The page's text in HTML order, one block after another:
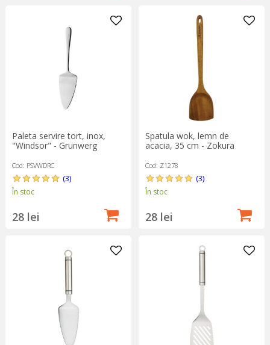
Paleta servire tort, inox,
"Windsor" - Grunwerg
Cod: PSVWDRC
(3)
În stoc
28 lei
Spatula wok, lemn de
acacia, 35 cm - Zokura
Cod: Z1278
(3)
În stoc
28 lei